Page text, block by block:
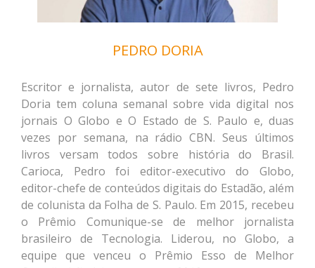
PEDRO DORIA
Escritor e jornalista, autor de sete livros, Pedro
Doria tem coluna semanal sobre vida digital nos
jornais O Globo e O Estado de S. Paulo e, duas
vezes por semana, na rádio CBN. Seus últimos
livros versam todos sobre história do Brasil.
Carioca, Pedro foi editor-executivo do Globo,
editor-chefe de conteúdos digitais do Estadão, além
de colunista da Folha de S. Paulo. Em 2015, recebeu
o Prêmio Comunique-se de melhor jornalista
brasileiro de Tecnologia. Liderou, no Globo, a
equipe que venceu o Prêmio Esso de Melhor